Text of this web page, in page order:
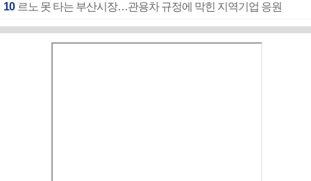
10 르노 못 타는 부산시장…관용차 규정에 막힌 지역기업 응원